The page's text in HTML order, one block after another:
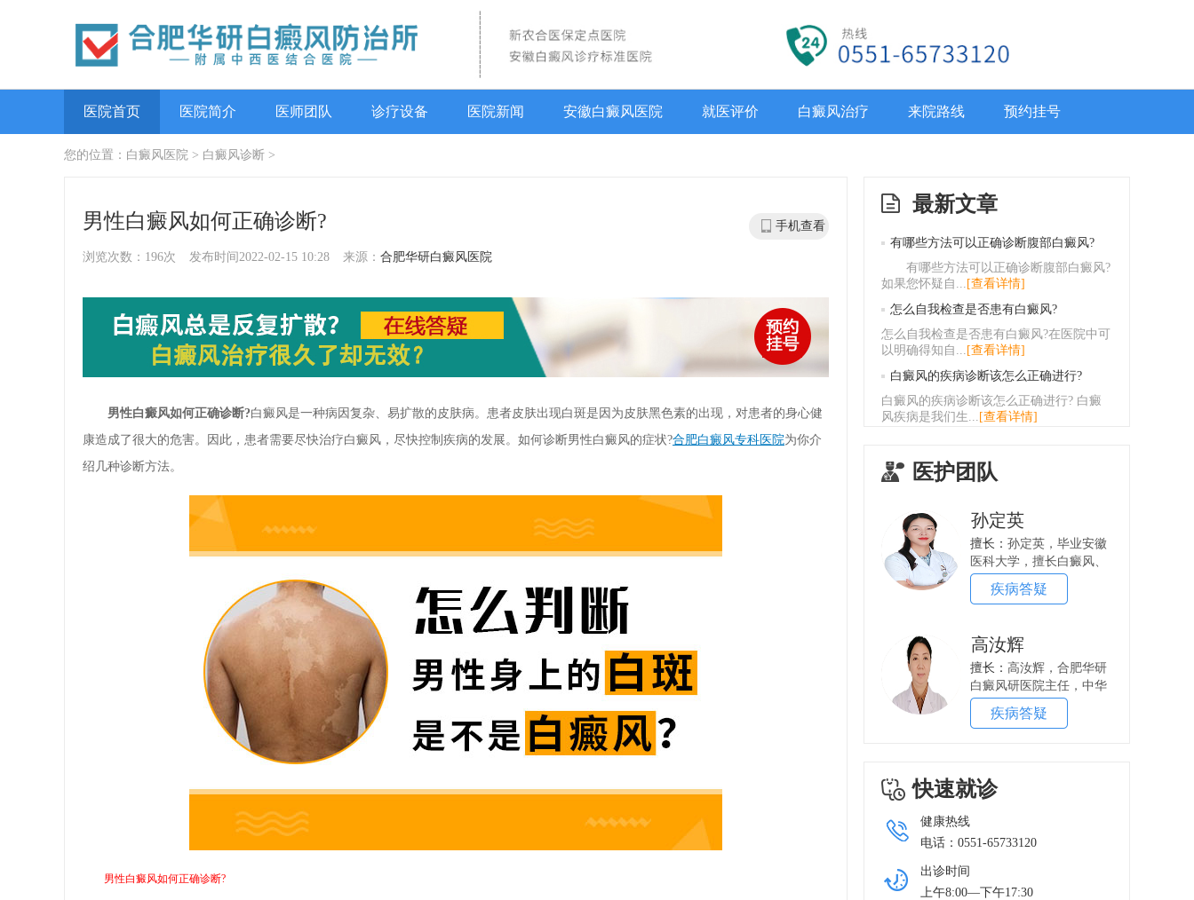
医院首页 医院简介 医师团队 诊疗设备 医院新闻 安徽白癜风医院 就医评价 白癜风治疗 来院路线 预约挂号
您的位置： 白癜风医院 > 白癜风诊断 >
男性白癜风如何正确诊断?
浏览次数：196次 发布时间2022-02-15 10:28 来源： 合肥华研白癜风医院
手机查看
男性白癜风如何正确诊断?白癜风是一种病因复杂、易扩散的皮肤病。患者皮肤出现白斑是因为皮肤黑色素的出现，对患者的身心健
康造成了很大的危害。因此，患者需要尽快治疗白癜风，尽快控制疾病的发展。如何诊断男性白癜风的症状?合肥白癜风专科医院为你介
绍几种诊断方法。
男性白癜风如何正确诊断?
最新文章
有哪些方法可以正确诊断腹部白癜风?
有哪些方法可以正确诊断腹部白癜风?
如果您怀疑自... [查看详情]
怎么自我检查是否患有白癜风?
怎么自我检查是否患有白癜风?在医院中可
以明确得知自... [查看详情]
白癜风的疾病诊断该怎么正确进行?
白癜风的疾病诊断该怎么正确进行? 白癜
风疾病是我们生... [查看详情]
医护团队
孙定英
擅长： 孙定英，毕业安徽
医科大学，擅长白癜风、
银屑病的诊治，从医...
疾病答疑
高汝辉
擅长： 高汝辉，合肥华研
白癜风研医院主任，中华
中医药学会皮肤病分...
疾病答疑
快速就诊
健康热线
电话：0551-65733120
出诊时间
上午8:00—下午17:30